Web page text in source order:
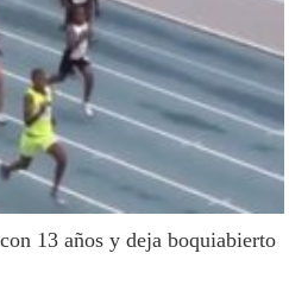
13 años y deja boquiabierto